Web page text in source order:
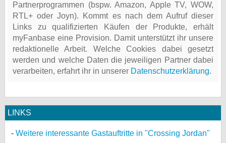
Partnerprogrammen (bspw. Amazon, Apple TV, WOW,
RTL+ oder Joyn). Kommt es nach dem Aufruf dieser
Links zu qualifizierten Käufen der Produkte, erhält
myFanbase eine Provision. Damit unterstützt ihr unsere
redaktionelle Arbeit. Welche Cookies dabei gesetzt
werden und welche Daten die jeweiligen Partner dabei
verarbeiten, erfahrt ihr in unserer Datenschutzerklärung.
LINKS
Weitere interessante Gastauftritte in "Crossing Jordan"